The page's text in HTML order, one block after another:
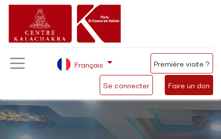
Se connecter Faire un don
Français Première visite ?